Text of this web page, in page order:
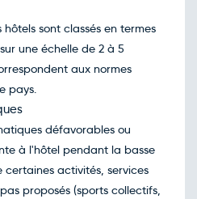
sont classés en termes
une échelle de 2 à 5
aux normes
pays.
défavorables ou
à l'hôtel pendant la basse
certaines activités, services
proposés (sports collectifs,